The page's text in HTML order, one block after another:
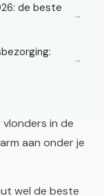
de beste
→
→
in de
aan onder je
wel de beste